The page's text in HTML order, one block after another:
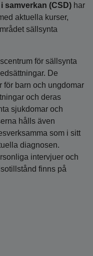
samverkan (CSD) har
aktuella kurser,
sällsynta
för sällsynta
De
för barn och ungdomar
och deras
sjukdomar och
hålls även
som i sitt
diagnosen.
intervjuer och
finns på